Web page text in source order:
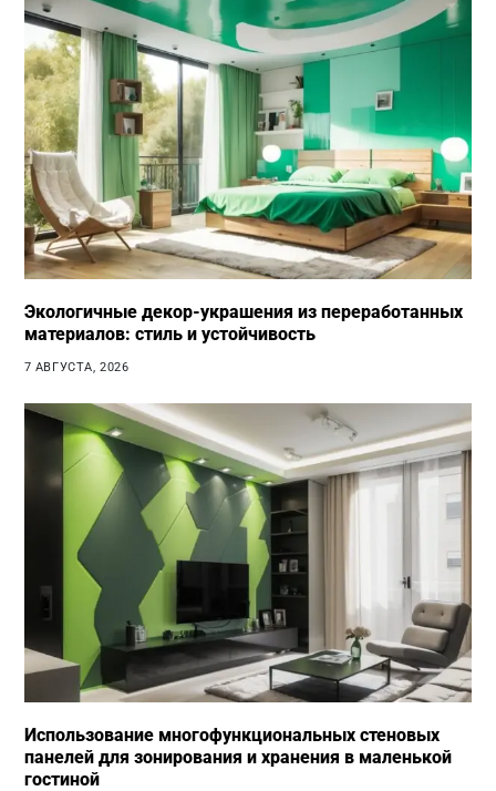
Экологичные декор-украшения из переработанных
материалов: стиль и устойчивость
7 АВГУСТА, 2026
Использование многофункциональных стеновых
панелей для зонирования и хранения в маленькой
гостиной